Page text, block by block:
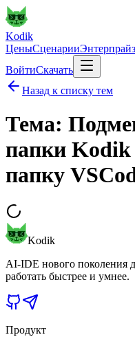
Kodik
ЦеныСценарииЭнтерпрайз
ВойтиСкачать
Назад к списку тем
Тема:
папки
папку
Kodik
AI-IDE нового поколения
работать быстрее и умнее.
Продукт